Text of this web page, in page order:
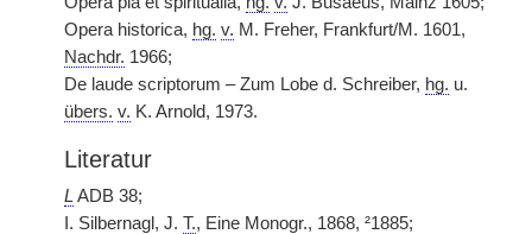
Opera historica, hg. v. M. Freher, Frankfurt/M. 1601,
Nachdr. 1966;
De laude scriptorum – Zum Lobe d. Schreiber, hg. u.
übers. v. K. Arnold, 1973.
Literatur
L ADB 38;
I. Silbernagl, J. T., Eine Monogr., 1868, ²1885;